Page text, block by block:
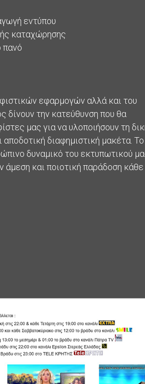
εντύπου
καταχώρησης
πανό
εφαρμογών αλλά και του
δίνουν την κατεύθυνση που θα
μας για να υλοποιήσουν τη
διαφημιστική μακέτα. Το
δυναμικό του εκτυπωτικού
άμεση και ποιοτική παράδοση